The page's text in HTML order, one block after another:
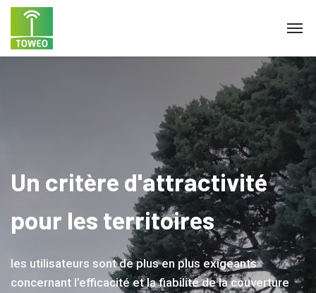
Un critère d'attractivité
pour les territoires
les utilisateurs sont de plus en plus exigeants
concernant l’efficacité et la fiabilité de la couverture